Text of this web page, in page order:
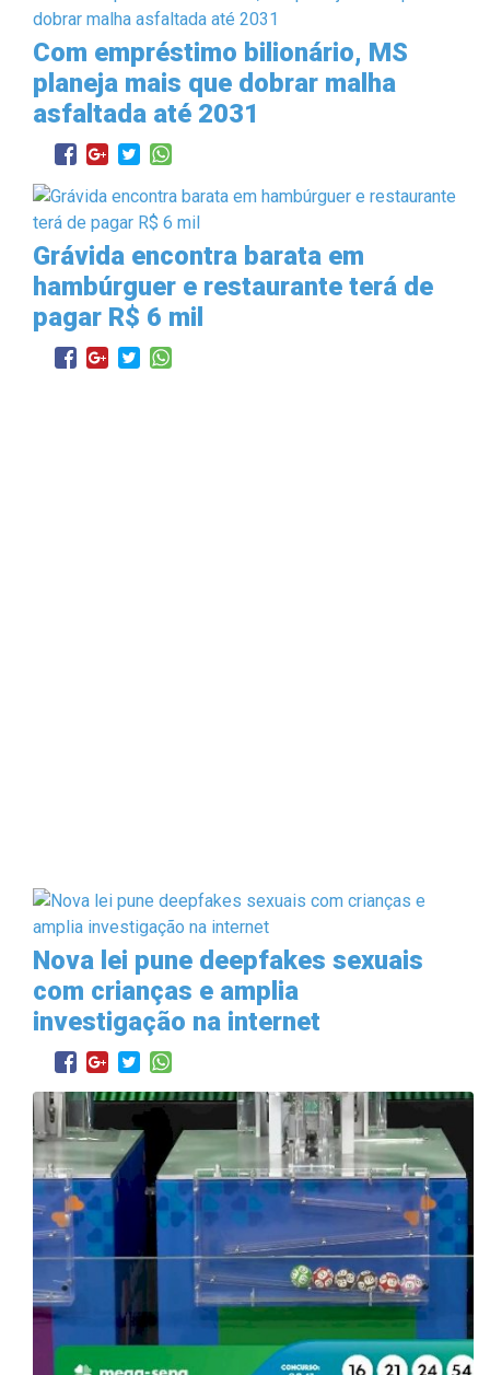
Com empréstimo bilionário, MS
planeja mais que dobrar malha
asfaltada até 2031
Grávida encontra barata em
hambúrguer e restaurante terá de
pagar R$ 6 mil
Nova lei pune deepfakes sexuais
com crianças e amplia
investigação na internet